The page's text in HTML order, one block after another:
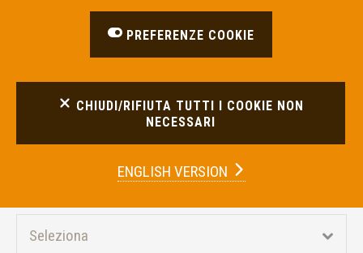
con intermediario Credito Padano Banca di Credito
Cooperativo - Societa'
Cooperativa
con materia Altro
PREFERENZE COOKIE
CHIUDI/RIFIUTA TUTTI I COOKIE NON
NECESSARI
ENGLISH VERSION